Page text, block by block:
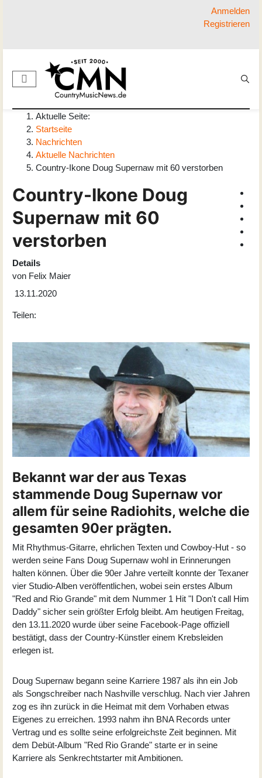
Anmelden
Registrieren
Aktuelle Seite:
Startseite
Nachrichten
Aktuelle Nachrichten
Country-Ikone Doug Supernaw mit 60 verstorben
Country-Ikone Doug
Supernaw mit 60
verstorben
Details
von Felix Maier
13.11.2020
Teilen:
Bekannt war der aus Texas
stammende Doug Supernaw vor
allem für seine Radiohits, welche die
gesamten 90er prägten.
Mit Rhythmus-Gitarre, ehrlichen Texten und Cowboy-Hut - so
werden seine Fans Doug Supernaw wohl in Erinnerungen
halten können. Über die 90er Jahre verteilt konnte der Texaner
vier Studio-Alben veröffentlichen, wobei sein erstes Album
"Red and Rio Grande" mit dem Nummer 1 Hit "I Don't call Him
Daddy" sicher sein größter Erfolg bleibt. Am heutigen Freitag,
den 13.11.2020 wurde über seine Facebook-Page offiziell
bestätigt, dass der Country-Künstler einem Krebsleiden
erlegen ist.
Doug Supernaw begann seine Karriere 1987 als ihn ein Job
als Songschreiber nach Nashville verschlug. Nach vier Jahren
zog es ihn zurück in die Heimat mit dem Vorhaben etwas
Eigenes zu erreichen. 1993 nahm ihn BNA Records unter
Vertrag und es sollte seine erfolgreichste Zeit beginnen. Mit
dem Debüt-Album "Red Rio Grande" starte er in seine
Karriere als Senkrechtstarter mit Ambitionen.